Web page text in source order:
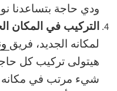
ودي حاجة بتساعدنا
التركيب في المكان
لمكانه الجديد، فريق
هيتولى تركيب كل
شيء مرتب في